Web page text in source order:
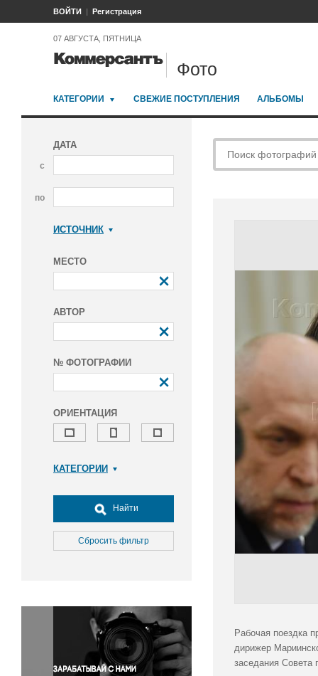
ВОЙТИ Регистрация
07 АВГУСТА, ПЯТНИЦА
Фото
КАТЕГОРИИ СВЕЖИЕ ПОСТУПЛЕНИЯ АЛЬБОМЫ
ДАТА
с
по
ИСТОЧНИК
МЕСТО
АВТОР
№ ФОТОГРАФИИ
ОРИЕНТАЦИЯ
КАТЕГОРИИ
Досуг, туризм и отдых
Культура
Медицина
Окружающая среда
Политика
Правосудие
Происшествия и конфликты
Найти
Сбросить фильтр
Рабочая поездка
дирижер
заседания Совета